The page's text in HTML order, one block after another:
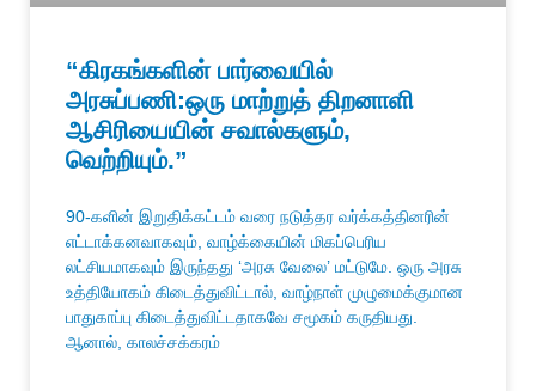
“கிரகங்களின் பார்வையில்
அரசுப்பணி:ஒரு மாற்றுத் திறனாளி
ஆசிரியையின் சவால்களும்,
வெற்றியும்.”
90-களின் இறுதிக்கட்டம் வரை நடுத்தர வர்க்கத்தினரின்
எட்டாக்கனவாகவும், வாழ்க்கையின் மிகப்பெரிய
லட்சியமாகவும் இருந்தது ‘அரசு வேலை’ மட்டுமே. ஒரு அரசு
உத்தியோகம் கிடைத்துவிட்டால், வாழ்நாள் முழுமைக்குமான
பாதுகாப்பு கிடைத்துவிட்டதாகவே சமூகம் கருதியது.
ஆனால், காலச்சக்கரம்